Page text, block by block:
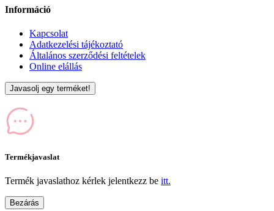
Információ
Kapcsolat
Adatkezelési tájékoztató
Általános szerződési feltételek
Online elállás
Javasolj egy terméket!
Termékjavaslat
Termék javaslathoz kérlek jelentkezz be itt.
Bezárás